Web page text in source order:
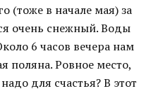
(тоже в начале мая) за
очень снежный. Воды
6 часов вечера нам
поляна. Ровное место,
для счастья? В этот